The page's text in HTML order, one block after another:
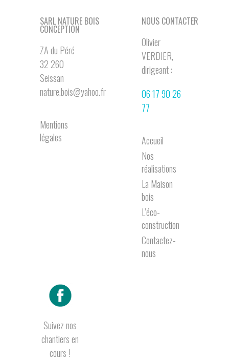
SARL NATURE BOIS
CONCEPTION
ZA du Péré
32 260
Seissan
nature.bois@yahoo.fr
Mentions
légales
NOUS CONTACTER
Olivier
VERDIER,
dirigeant :
06 17 90 26
77
Accueil
Nos
réalisations
La Maison
bois
L’éco-
construction
Contactez-
nous
Suivez nos
chantiers en
cours !